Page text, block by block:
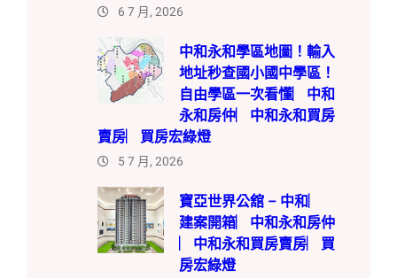
6 7 月, 2026
中和永和學區地圖！輸入
地址秒查國小國中學區！
自由學區一次看懂︳中和
永和房仲︳中和永和買房
賣房︳買房宏綠燈
5 7 月, 2026
寶亞世界公舘 – 中和︳
建案開箱︳中和永和房仲
︳中和永和買房賣房︳買
房宏綠燈